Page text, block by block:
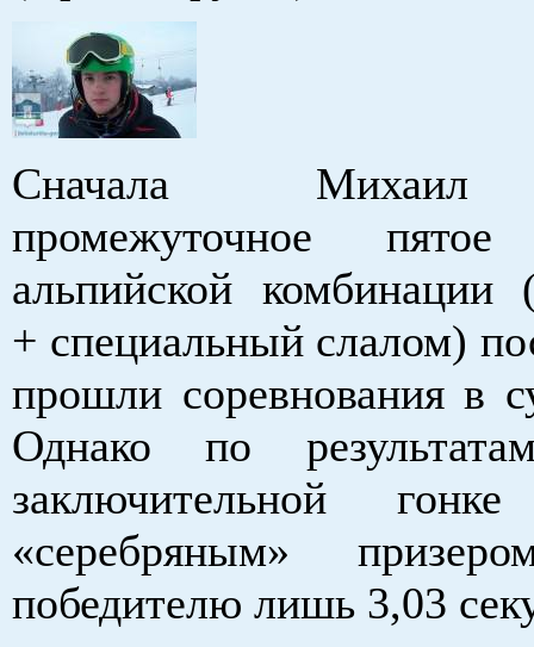
Сначала Михаил
промежуточное
альпийской комбинации
+ специальный слалом)
прошли соревнования в
Однако по
заключительной
«серебряным»
победителю лишь 3,03